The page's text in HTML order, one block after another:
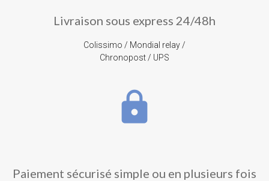
Livraison sous express 24/48h
Colissimo / Mondial relay /
Chronopost / UPS
lock
Paiement sécurisé simple ou en plusieurs fois